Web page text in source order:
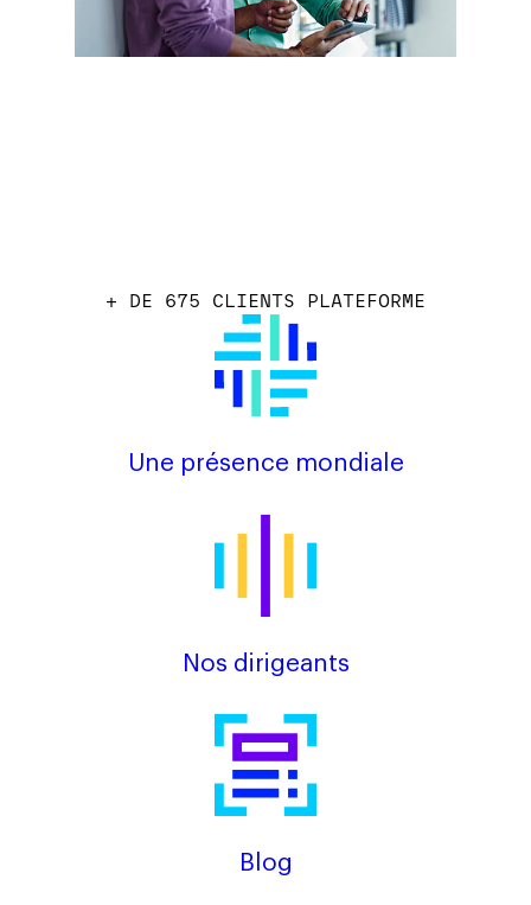
+ DE 675 CLIENTS PLATEFORME
Une présence mondiale
Nos dirigeants
Blog